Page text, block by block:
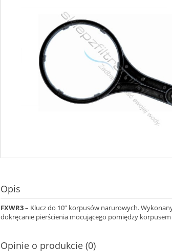
Opis
FXWR3– Klucz do 10” korpusów narurowych.
dokręcanie pierścienia mocującego pomiędzy
Opinie o produkcie (0)